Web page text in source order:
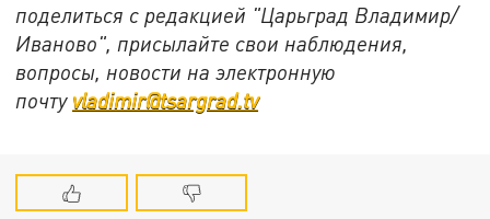
поделиться с редакцией "Царьград Владимир/
Иваново", присылайте свои наблюдения,
вопросы, новости на электронную
почту vladimir@tsargrad.tv